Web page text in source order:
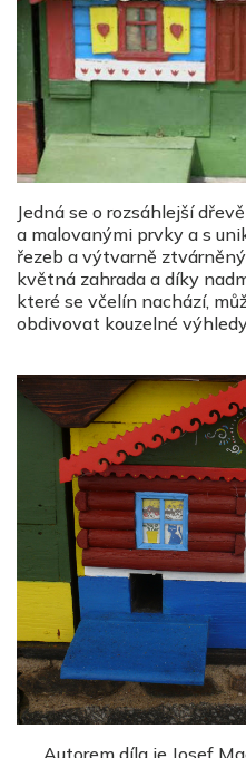
Jedná se o rozsáhlejší
a malovanými prvky a s
řezeb a výtvarně
květná zahrada a díky
které se včelín nachází,
obdivovat kouzelné
Autorem díla je Josef